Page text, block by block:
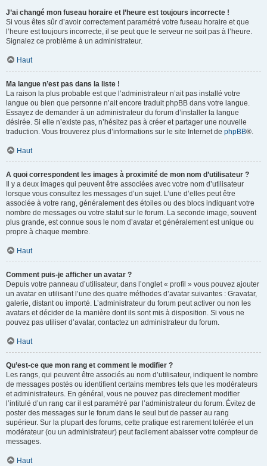
J’ai changé mon fuseau horaire et l’heure est toujours incorrecte !
Si vous êtes sûr d’avoir correctement paramétré votre fuseau horaire et que
l’heure est toujours incorrecte, il se peut que le serveur ne soit pas à l’heure.
Signalez ce problème à un administrateur.
Haut
Ma langue n’est pas dans la liste !
La raison la plus probable est que l’administrateur n’ait pas installé votre
langue ou bien que personne n’ait encore traduit phpBB dans votre langue.
Essayez de demander à un administrateur du forum d’installer la langue
désirée. Si elle n’existe pas, n’hésitez pas à créer et partager une nouvelle
traduction. Vous trouverez plus d’informations sur le site Internet de phpBB®.
Haut
A quoi correspondent les images à proximité de mon nom d’utilisateur ?
Il y a deux images qui peuvent être associées avec votre nom d’utilisateur
lorsque vous consultez les messages d’un sujet. L’une d’elles peut être
associée à votre rang, généralement des étoiles ou des blocs indiquant votre
nombre de messages ou votre statut sur le forum. La seconde image, souvent
plus grande, est connue sous le nom d’avatar et généralement est unique ou
propre à chaque membre.
Haut
Comment puis-je afficher un avatar ?
Depuis votre panneau d’utilisateur, dans l’onglet « profil » vous pouvez ajouter
un avatar en utilisant l’une des quatre méthodes d’avatar suivantes : Gravatar,
galerie, distant ou importé. L’administrateur du forum peut activer ou non les
avatars et décider de la manière dont ils sont mis à disposition. Si vous ne
pouvez pas utiliser d’avatar, contactez un administrateur du forum.
Haut
Qu’est-ce que mon rang et comment le modifier ?
Les rangs, qui peuvent être associés au nom d’utilisateur, indiquent le nombre
de messages postés ou identifient certains membres tels que les modérateurs
et administrateurs. En général, vous ne pouvez pas directement modifier
l’intitulé d’un rang car il est paramétré par l’administrateur du forum. Évitez de
poster des messages sur le forum dans le seul but de passer au rang
supérieur. Sur la plupart des forums, cette pratique est rarement tolérée et un
modérateur (ou un administrateur) peut facilement abaisser votre compteur de
messages.
Haut